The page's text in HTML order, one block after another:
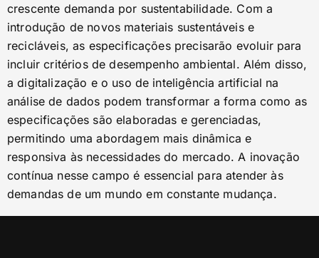
crescente demanda por sustentabilidade. Com a
introdução de novos materiais sustentáveis e
recicláveis, as especificações precisarão evoluir para
incluir critérios de desempenho ambiental. Além disso,
a digitalização e o uso de inteligência artificial na
análise de dados podem transformar a forma como as
especificações são elaboradas e gerenciadas,
permitindo uma abordagem mais dinâmica e
responsiva às necessidades do mercado. A inovação
contínua nesse campo é essencial para atender às
demandas de um mundo em constante mudança.